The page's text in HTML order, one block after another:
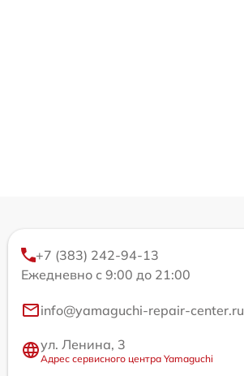
+7 (383) 242-94-13
Ежедневно с 9:00 до 21:00
info@yamaguchi-repair-center.ru
ул. Ленина, 3
Адрес сервисного центра Yamaguchi